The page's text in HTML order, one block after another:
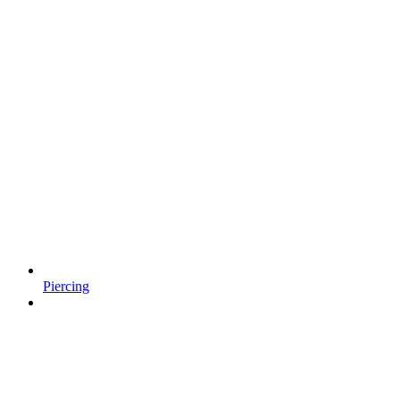
Piercing